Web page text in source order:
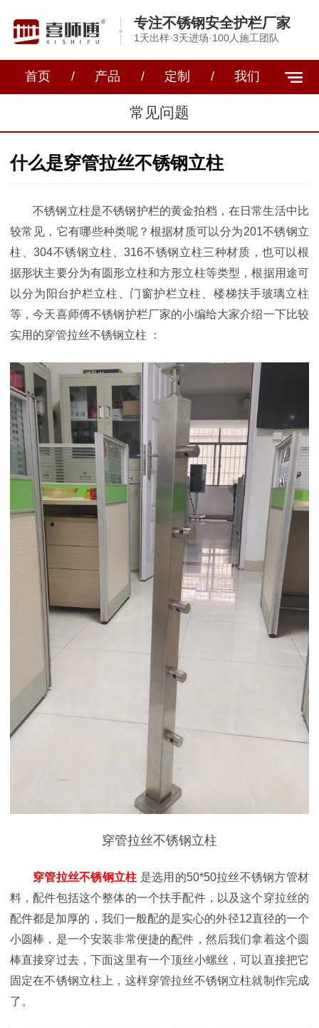
专注不锈钢安全护栏厂家
1天出样·3天进场·100人施工团队
首页 / 产品 / 定制 / 我们
常见问题
什么是穿管拉丝不锈钢立柱
不锈钢立柱是不锈钢护栏的黄金拍档，在日常生活中比
较常见，它有哪些种类呢？根据材质可以分为201不锈钢立
柱、304不锈钢立柱、316不锈钢立柱三种材质，也可以根
据形状主要分为有圆形立柱和方形立柱等类型，根据用途可
以分为阳台护栏立柱、门窗护栏立柱、楼梯扶手玻璃立柱
等，今天喜师傅不锈钢护栏厂家的小编给大家介绍一下比较
实用的穿管拉丝不锈钢立柱 ：
穿管拉丝不锈钢立柱
穿管拉丝不锈钢立柱 是选用的50*50拉丝不锈钢方管材
料，配件包括这个整体的一个扶手配件，以及这个穿拉丝的
配件都是加厚的，我们一般配的是实心的外径12直径的一个
小圆棒，是一个安装非常便捷的配件，然后我们拿着这个圆
棒直接穿过去，下面这里有一个顶丝小螺丝，可以直接把它
固定在不锈钢立柱上，这样穿管拉丝不锈钢立柱就制作完成
了。